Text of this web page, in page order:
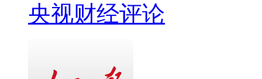
央视财经评论